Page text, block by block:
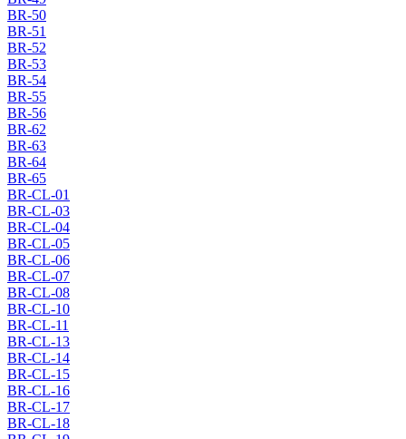
BR-50
BR-51
BR-52
BR-53
BR-54
BR-55
BR-56
BR-62
BR-63
BR-64
BR-65
BR-CL-01
BR-CL-03
BR-CL-04
BR-CL-05
BR-CL-06
BR-CL-07
BR-CL-08
BR-CL-10
BR-CL-11
BR-CL-13
BR-CL-14
BR-CL-15
BR-CL-16
BR-CL-17
BR-CL-18